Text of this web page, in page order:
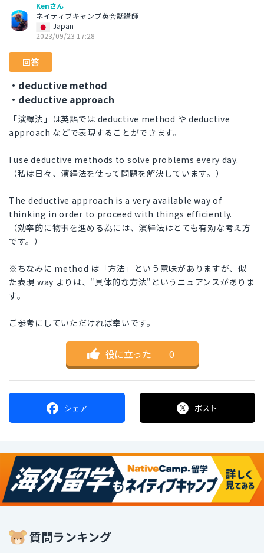
Kenさん
ネイティブキャンプ英会話講師
Japan
2023/09/23 17:28
回答
・deductive method
・deductive approach
「演繹法」は英語では deductive method や deductive
approach などで表現することができます。
I use deductive methods to solve problems every day.
（私は日々、演繹法を使って問題を解決しています。）
The deductive approach is a very available way of
thinking in order to proceed with things efficiently.
（効率的に物事を進める為には、演繹法はとても有効な考え方
です。）
※ちなみに method は「方法」という意味がありますが、似
た表現 way よりは、"具体的な方法"というニュアンスがありま
す。
ご参考にしていただければ幸いです。
役に立った ｜ 0
シェア ポスト
質問ランキング